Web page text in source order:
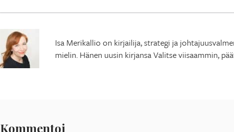
Isa Merikallio on kirjailija, strategi ja
mielin. Hänen uusin kirjansa Valitse viisaammin,
Kommentoi